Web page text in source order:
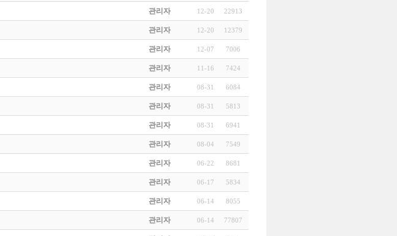
관리자 12-20 22913
관리자 12-20 12379
관리자 12-07 7006
관리자 11-16 7424
관리자 08-31 6084
관리자 08-31 5813
관리자 08-31 6941
관리자 08-04 7549
관리자 06-22 8681
관리자 06-17 5834
관리자 06-14 8055
관리자 06-14 77807